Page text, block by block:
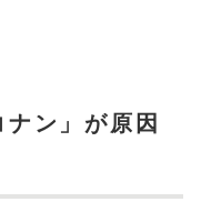
ン」が原因